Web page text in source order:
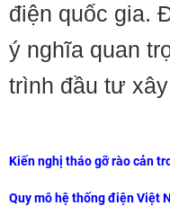
điện quốc gia.
ý nghĩa quan
trình đầu tư
Kiến nghị tháo gỡ rào cản
Quy mô hệ thống điện Việt